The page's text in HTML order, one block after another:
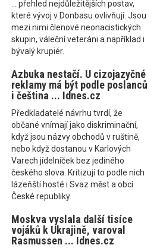
... přehled nejdůležitějších postav,
které vývoj v Donbasu ovlivňují. Jsou
mezi nimi členové neonacistických
skupin, váleční veteráni a například i
bývalý krupiér.
Azbuka nestačí. U cizojazyčné
reklamy má být podle poslanců
i čeština ... Idnes.cz
Předkladatelé návrhu tvrdí, že
občané vnímají jako diskriminační,
když jsou názvy obchodů v ruštině,
nebo když dostanou v Karlových
Varech jídelníček bez jediného
českého slova. Kritizují to podle nich
lázeňští hosté i Svaz měst a obcí
České republiky.
Moskva vyslala další tisíce
vojáků k Ukrajině, varoval
Rasmussen ... Idnes.cz